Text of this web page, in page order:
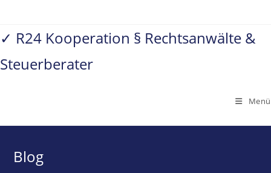
springen
✓ R24 Kooperation § Rechtsanwälte &
Steuerberater
Menü
Blog